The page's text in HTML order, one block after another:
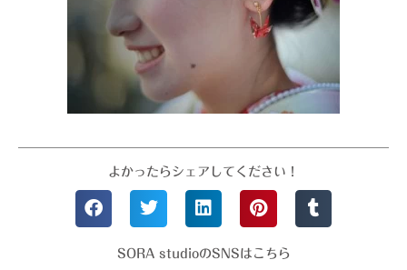
よかったらシェアしてください！
SORA studioのSNSはこちら